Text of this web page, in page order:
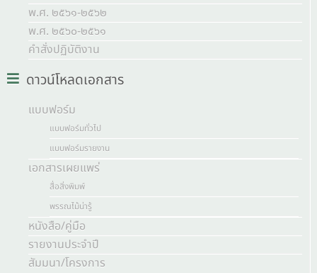
พ.ศ. ๒๕๖๑-๒๕๖๒
พ.ศ. ๒๕๖๐-๒๕๖๑
คำสั่งปฏิบัติงาน
ดาวน์โหลดเอกสาร
แบบฟอร์ม
แบบฟอร์มทั่วไป
แบบฟอร์มรายงาน
เอกสารเผยแพร่
สื่อสิ่งพิมพ์
พรรณไม้น่ารู้
หนังสือ/คู่มือ
รายงานประจำปี
สัมมนา/โครงการ